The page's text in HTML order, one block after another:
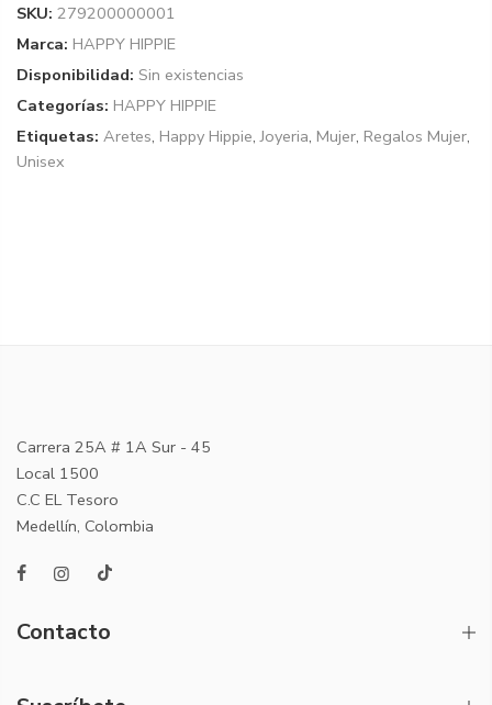
SKU: 279200000001
Marca: HAPPY HIPPIE
Disponibilidad: Sin existencias
Categorías: HAPPY HIPPIE
Etiquetas: Aretes, Happy Hippie,Joyeria, Mujer, Regalos Mujer,
Unisex
Carrera 25A # 1A Sur - 45
Local 1500
C.C EL Tesoro
Medellín, Colombia
Contacto